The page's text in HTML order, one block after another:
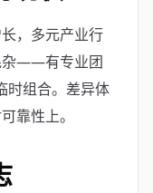
，多元产业行
杂——有专业团
时组合。差异体
靠性上。